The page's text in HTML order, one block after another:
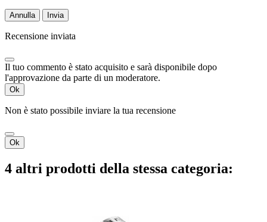
Annulla Invia
Recensione inviata
Il tuo commento è stato acquisito e sarà disponibile dopo
l'approvazione da parte di un moderatore.
Ok
Non è stato possibile inviare la tua recensione
Ok
4 altri prodotti della stessa categoria: